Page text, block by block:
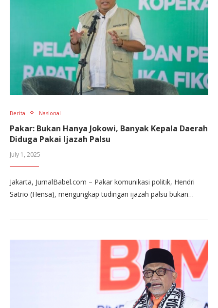
Berita Nasional
Pakar: Bukan Hanya Jokowi, Banyak Kepala Daerah
Diduga Pakai Ijazah Palsu
July 1, 2025
Jakarta, JurnalBabel.com – Pakar komunikasi politik, Hendri
Satrio (Hensa), mengungkap tudingan ijazah palsu bukan…